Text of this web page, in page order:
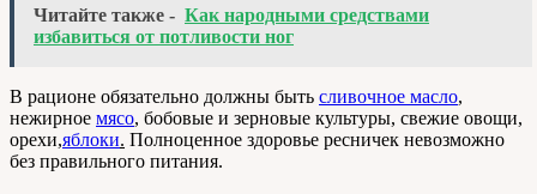
Читайте также - Как народными средствами
избавиться от потливости ног
В рационе обязательно должны быть сливочное масло,
нежирное мясо, бобовые и зерновые культуры, свежие овощи,
орехи,яблоки. Полноценное здоровье ресничек невозможно
без правильного питания.